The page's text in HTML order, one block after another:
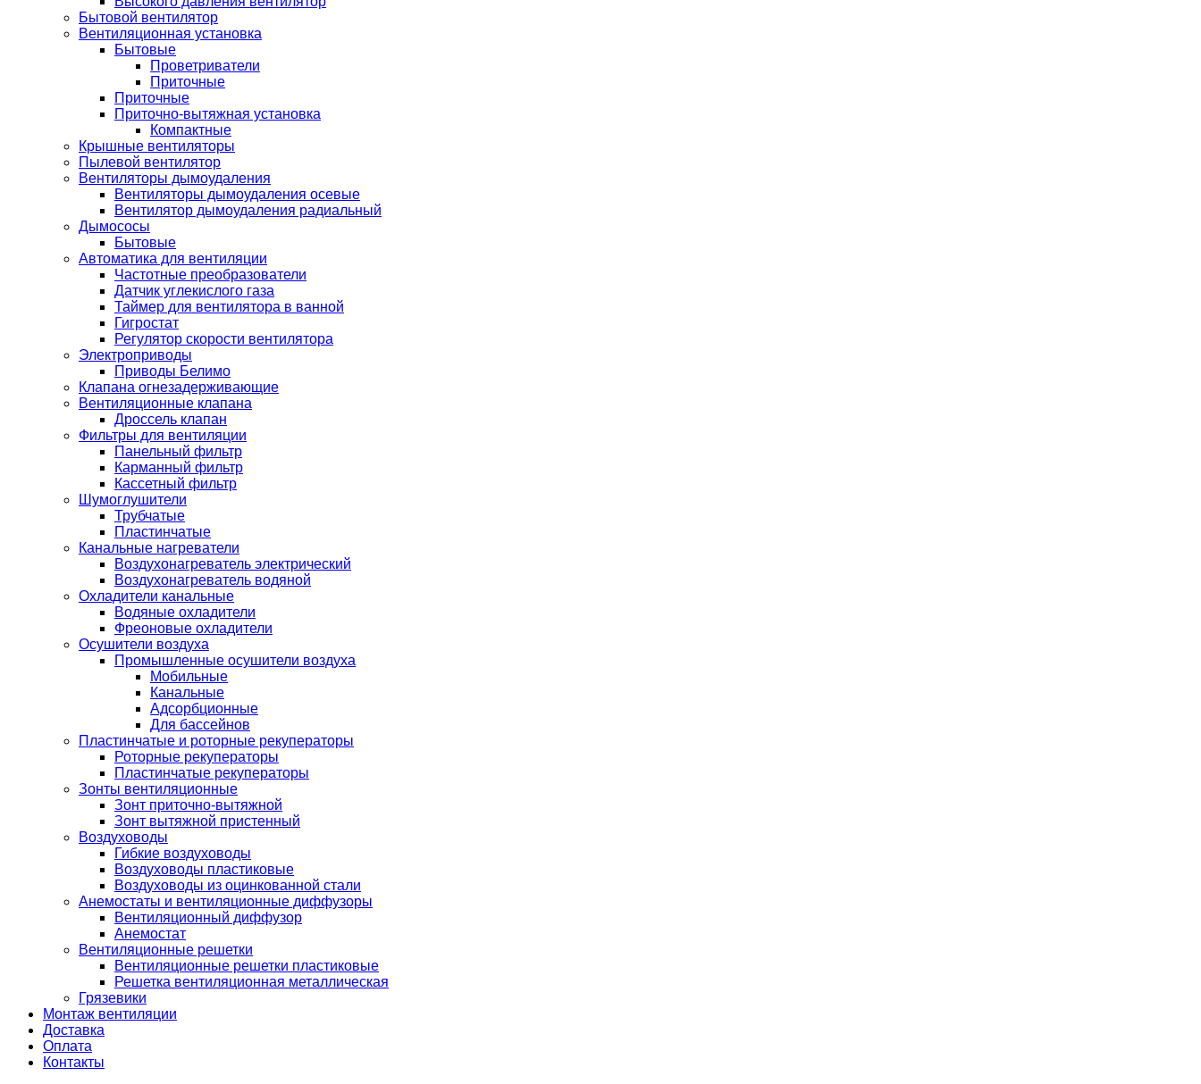
Бытовой вентилятор
Вентиляционная установка
Бытовые
Проветриватели
Приточные
Приточные
Приточно-вытяжная установка
Компактные
Крышные вентиляторы
Пылевой вентилятор
Вентиляторы дымоудаления
Вентиляторы дымоудаления осевые
Вентилятор дымоудаления радиальный
Дымососы
Бытовые
Автоматика для вентиляции
Частотные преобразователи
Датчик углекислого газа
Таймер для вентилятора в ванной
Гигростат
Регулятор скорости вентилятора
Электроприводы
Приводы Белимо
Клапана огнезадерживающие
Вентиляционные клапана
Дроссель клапан
Фильтры для вентиляции
Панельный фильтр
Карманный фильтр
Кассетный фильтр
Шумоглушители
Трубчатые
Пластинчатые
Канальные нагреватели
Воздухонагреватель электрический
Воздухонагреватель водяной
Охладители канальные
Водяные охладители
Фреоновые охладители
Осушители воздуха
Промышленные осушители воздуха
Мобильные
Канальные
Адсорбционные
Для бассейнов
Пластинчатые и роторные рекуператоры
Роторные рекуператоры
Пластинчатые рекуператоры
Зонты вентиляционные
Зонт приточно-вытяжной
Зонт вытяжной пристенный
Воздуховоды
Гибкие воздуховоды
Воздуховоды пластиковые
Воздуховоды из оцинкованной стали
Анемостаты и вентиляционные диффузоры
Вентиляционный диффузор
Анемостат
Вентиляционные решетки
Вентиляционные решетки пластиковые
Решетка вентиляционная металлическая
Грязевики
Монтаж вентиляции
Доставка
Оплата
Контакты